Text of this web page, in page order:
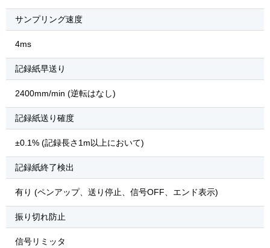
サンプリング速度
4ms
記録紙早送り
2400mm/min (逆転はなし)
記録紙送り確度
±0.1% (記録長さ1m以上において)
記録紙終了検出
有り (ペンアップ、送り停止、信号OFF、エンド表示)
振り切れ防止
信号リミッタ